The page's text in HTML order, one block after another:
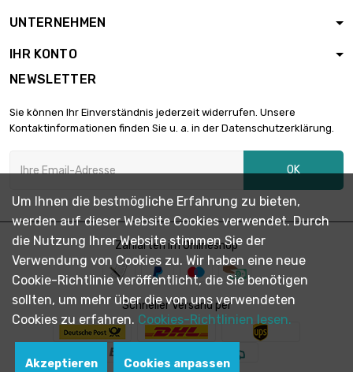
Größe : 1.8mm
Länge : 50 Meter
Größe : 1.8mm
Länge : 200
Meter
Größe : 1.8mm
12.890,33 €
Größe : 1.8mm
Länge : 500
Meter
32.221,93 €
UNTERNEHMEN
IHR KONTO
NEWSLETTER
Sie können Ihr Einverständnis jederzeit widerrufen. Unsere
Kontaktinformationen finden Sie u. a. in der Datenschutzerklärung.
OK
Zahlarten im Onlineshop
Schneller Versand per
Um Ihnen die bestmögliche Erfahrung zu bieten,
werden auf dieser Website Cookies verwendet. Durch
die Nutzung Ihrer Website stimmen Sie der
Verwendung von Cookies zu. Wir haben eine neue
Cookie-Richtlinie veröffentlicht, die Sie benötigen
sollten, um mehr über die von uns verwendeten
Cookies zu erfahren. Cookies-Richtlinien lesen.
Akzeptieren Cookies anpassen